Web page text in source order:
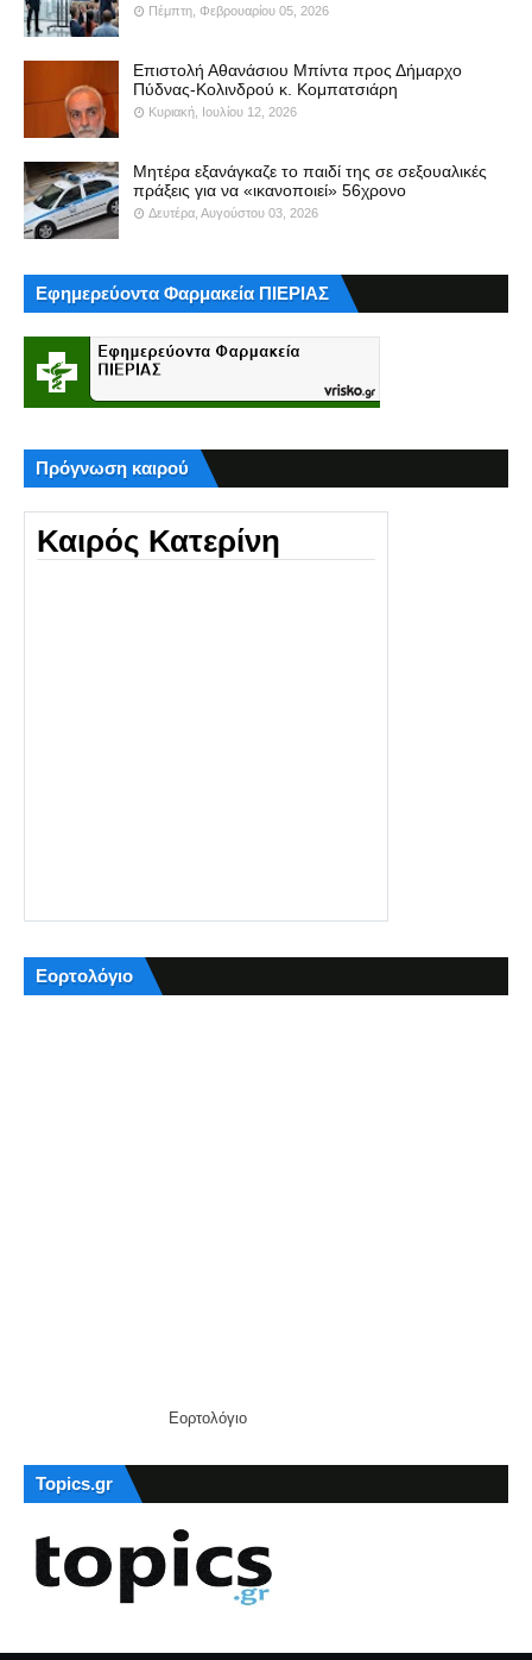
Πέμπτη, Φεβρουαρίου 05, 2026
Επιστολή Αθανάσιου Μπίντα προς Δήμαρχο
Πύδνας-Κολινδρού κ. Κομπατσιάρη
Κυριακή, Ιουλίου 12, 2026
Μητέρα εξανάγκαζε το παιδί της σε σεξουαλικές
πράξεις για να «ικανοποιεί» 56χρονο
Δευτέρα, Αυγούστου 03, 2026
Εφημερεύοντα Φαρμακεία ΠΙΕΡΙΑΣ
Πρόγνωση καιρού
Καιρός Κατερίνη
Εορτολόγιο
Εορτολόγιο
Topics.gr